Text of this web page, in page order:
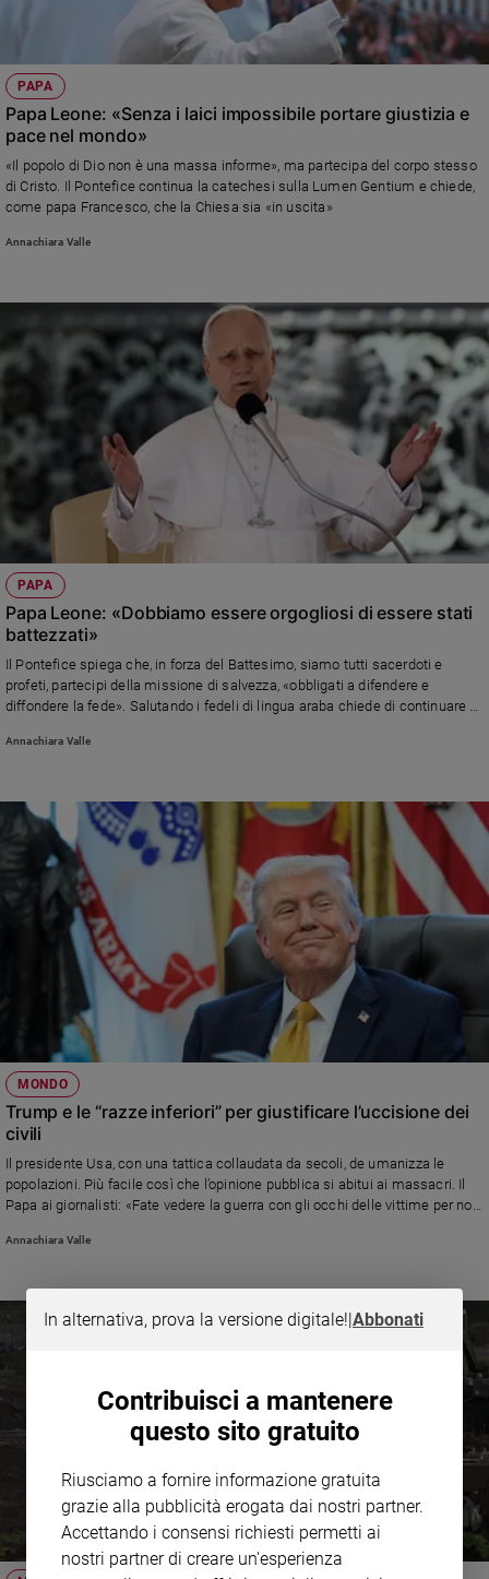
PAPA
Papa Leone: «Senza i laici impossibile portare giustizia e
pace nel mondo»
«Il popolo di Dio non è una massa informe», ma partecipa del corpo stesso
di Cristo. Il Pontefice continua la catechesi sulla Lumen Gentium e chiede,
come papa Francesco, che la Chiesa sia «in uscita»
Annachiara Valle
PAPA
Papa Leone: «Dobbiamo essere orgogliosi di essere stati
battezzati»
Il Pontefice spiega che, in forza del Battesimo, siamo tutti sacerdoti e
profeti, partecipi della missione di salvezza, «obbligati a difendere e
diffondere la fede». Salutando i fedeli di lingua araba chiede di continuare a
Annachiara Valle
MONDO
Trump e le “razze inferiori” per giustificare l’uccisione dei
civili
Il presidente Usa, con una tattica collaudata da secoli, de umanizza le
popolazioni. Più facile così che l’opinione pubblica si abitui ai massacri. Il
Papa ai giornalisti: «Fate vedere la guerra con gli occhi delle vittime per non
Annachiara Valle
In alternativa, prova la versione digitale!|Abbonati
Contribuisci a mantenere
questo sito gratuito
Riusciamo a fornire informazione gratuita
grazie alla pubblicità erogata dai nostri partner.
Accettando i consensi richiesti permetti ai
nostri partner di creare un'esperienza